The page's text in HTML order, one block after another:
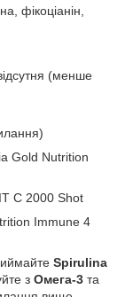
фікоціанін,
(менше
Gold Nutrition
C 2000 Shot
Immune 4
Spirulina
з Омега-3 та